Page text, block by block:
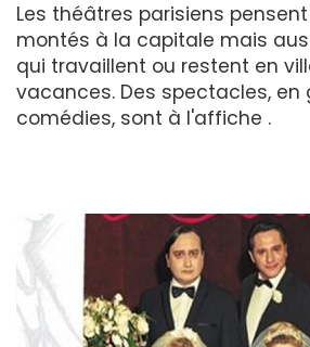
Les théâtres parisiens
montés à la capitale mais
qui travaillent ou restent en
vacances. Des spectacles, en
comédies, sont à l'affiche .